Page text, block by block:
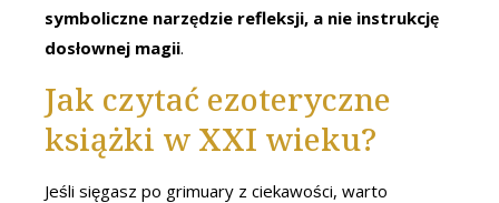
symboliczne narzędzie refleksji, a nie instrukcję
dosłownej magii.
Jak czytać ezoteryczne
książki w XXI wieku?
Jeśli sięgasz po grimuary z ciekawości, warto